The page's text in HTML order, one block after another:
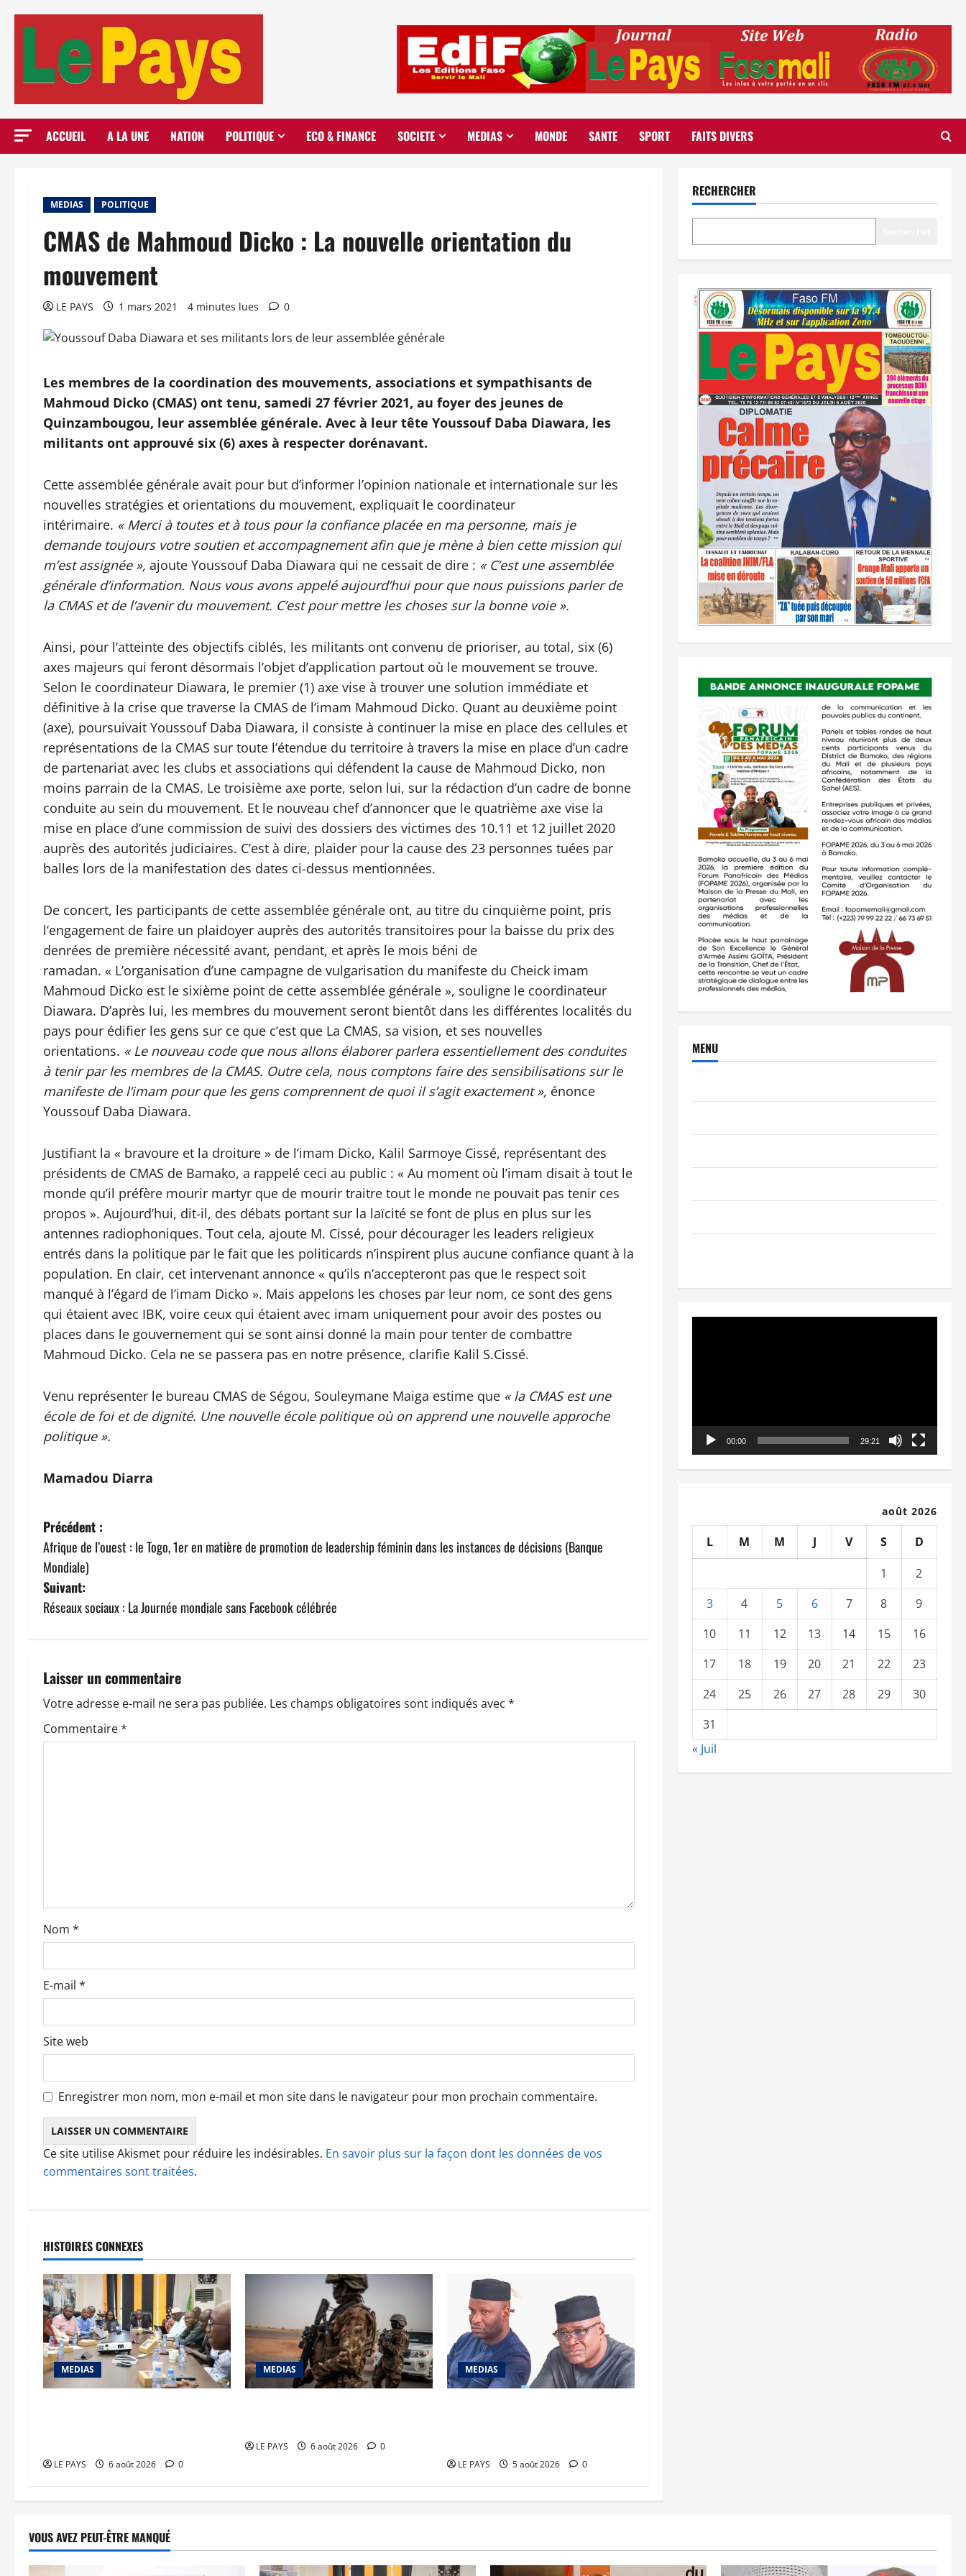
ACCUEIL A LA UNE NATION POLITIQUE ECO & FINANCE SOCIETE MEDIAS MONDE SANTE SPORT FAITS DIVERS
MEDIAS POLITIQUE
CMAS de Mahmoud Dicko : La nouvelle orientation du
mouvement
LE PAYS 1 mars 2021 4 minutes lues 0
Les membres de la coordination des mouvements, associations et sympathisants de
Mahmoud Dicko (CMAS) ont tenu, samedi 27 février 2021, au foyer des jeunes de
Quinzambougou, leur assemblée générale. Avec à leur tête Youssouf Daba Diawara, les
militants ont approuvé six (6) axes à respecter dorénavant.
Cette assemblée générale avait pour but d’informer l’opinion nationale et internationale sur les
nouvelles stratégies et orientations du mouvement, expliquait le coordinateur
intérimaire. « Merci à toutes et à tous pour la confiance placée en ma personne, mais je
demande toujours votre soutien et accompagnement afin que je mène à bien cette mission qui
m’est assignée », ajoute Youssouf Daba Diawara qui ne cessait de dire : « C’est une assemblée
générale d’information. Nous vous avons appelé aujourd’hui pour que nous puissions parler de
la CMAS et de l’avenir du mouvement. C’est pour mettre les choses sur la bonne voie ».
Ainsi, pour l’atteinte des objectifs ciblés, les militants ont convenu de prioriser, au total, six (6)
axes majeurs qui feront désormais l’objet d’application partout où le mouvement se trouve.
Selon le coordinateur Diawara, le premier (1) axe vise à trouver une solution immédiate et
définitive à la crise que traverse la CMAS de l’imam Mahmoud Dicko. Quant au deuxième point
(axe), poursuivait Youssouf Daba Diawara, il consiste à continuer la mise en place des cellules et
représentations de la CMAS sur toute l’étendue du territoire à travers la mise en place d’un cadre
de partenariat avec les clubs et associations qui défendent la cause de Mahmoud Dicko, non
moins parrain de la CMAS. Le troisième axe porte, selon lui, sur la rédaction d’un cadre de bonne
conduite au sein du mouvement. Et le nouveau chef d’annoncer que le quatrième axe vise la
mise en place d’une commission de suivi des dossiers des victimes des 10.11 et 12 juillet 2020
auprès des autorités judiciaires. C’est à dire, plaider pour la cause des 23 personnes tuées par
balles lors de la manifestation des dates ci-dessus mentionnées.
De concert, les participants de cette assemblée générale ont, au titre du cinquième point, pris
l’engagement de faire un plaidoyer auprès des autorités transitoires pour la baisse du prix des
denrées de première nécessité avant, pendant, et après le mois béni de
ramadan. « L’organisation d’une campagne de vulgarisation du manifeste du Cheick imam
Mahmoud Dicko est le sixième point de cette assemblée générale », souligne le coordinateur
Diawara. D’après lui, les membres du mouvement seront bientôt dans les différentes localités du
pays pour édifier les gens sur ce que c’est que La CMAS, sa vision, et ses nouvelles
orientations. « Le nouveau code que nous allons élaborer parlera essentiellement des conduites
à tenir par les membres de la CMAS. Outre cela, nous comptons faire des sensibilisations sur le
manifeste de l’imam pour que les gens comprennent de quoi il s’agit exactement », énonce
Youssouf Daba Diawara.
Justifiant la « bravoure et la droiture » de l’imam Dicko, Kalil Sarmoye Cissé, représentant des
présidents de CMAS de Bamako, a rappelé ceci au public : « Au moment où l’imam disait à tout le
monde qu’il préfère mourir martyr que de mourir traitre tout le monde ne pouvait pas tenir ces
propos ». Aujourd’hui, dit-il, des débats portant sur la laïcité se font de plus en plus sur les
antennes radiophoniques. Tout cela, ajoute M. Cissé, pour décourager les leaders religieux
entrés dans la politique par le fait que les politicards n’inspirent plus aucune confiance quant à la
population. En clair, cet intervenant annonce « qu’ils n’accepteront pas que le respect soit
manqué à l’égard de l’imam Dicko ». Mais appelons les choses par leur nom, ce sont des gens
qui étaient avec IBK, voire ceux qui étaient avec imam uniquement pour avoir des postes ou
places dans le gouvernement qui se sont ainsi donné la main pour tenter de combattre
Mahmoud Dicko. Cela ne se passera pas en notre présence, clarifie Kalil S.Cissé.
Venu représenter le bureau CMAS de Ségou, Souleymane Maiga estime que « la CMAS est une
école de foi et de dignité. Une nouvelle école politique où on apprend une nouvelle approche
politique ».
Mamadou Diarra
N
a
v
i
a
t
i
r
t
i
l
e
Précédent :
Afrique de l’ouest : le Togo, 1er en matière de promotion de leadership féminin dans les instances de décisions (Banque
Mondiale)
Suivant:
Réseaux sociaux : La Journée mondiale sans Facebook célébrée
Laisser un commentaire
Votre adresse e-mail ne sera pas publiée. Les champs obligatoires sont indiqués avec *
Commentaire*
Nom *
E-mail *
Site web
Enregistrer mon nom, mon e-mail et mon site dans le navigateur pour mon prochain commentaire.
Ce site utilise Akismet pour réduire les indésirables. En savoir plus sur la façon dont les données de vos
commentaires sont traitées.
HISTOIRES CONNEXES
MEDIAS
LE PAYS 6 août 2026 0
MEDIAS
LE PAYS 6 août 2026 0
MEDIAS
LE PAYS 5 août 2026 0
RECHERCHER
MENU
00:00 29:21
août 2026
L M M J V S
D
1
2
3
4 5 6 7 8
9
10
11 12 13 14 15
16
17
18 19 20 21 22
23
24
25 26 27 28 29
30
31
« Juil
VOUS AVEZ PEUT-ÊTRE MANQUÉ